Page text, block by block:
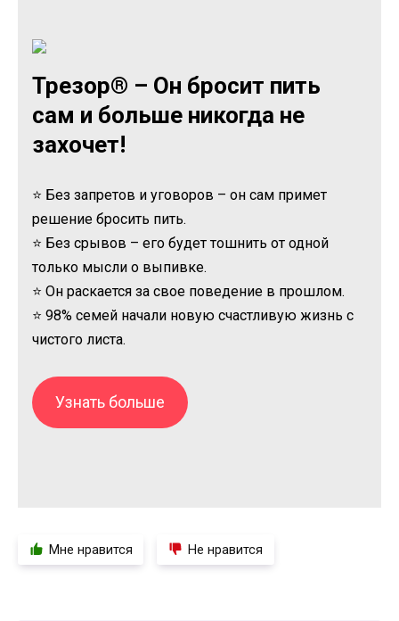
Трезор® – Он бросит пить
сам и больше никогда не
захочет!
⭐ Без запретов и уговоров – он сам примет
решение бросить пить.
⭐ Без срывов – его будет тошнить от одной
только мысли о выпивке.
⭐ Он раскается за свое поведение в прошлом.
⭐ 98% семей начали новую счастливую жизнь с
чистого листа.
Узнать больше
Мне нравится Не нравится